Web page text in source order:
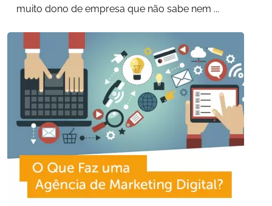
muito dono de empresa que não sabe nem ...